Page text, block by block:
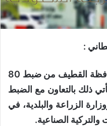
:
التمكن مكتب العمل اليوم بمحافظة القطيف من ضبط 80
ذلك بالتعاون مع الضبط
الزراعة والبلدية، في
الصناعية.